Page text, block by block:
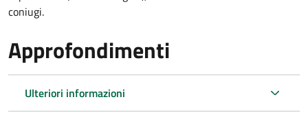
coniugi.
Approfondimenti
Ulteriori informazioni